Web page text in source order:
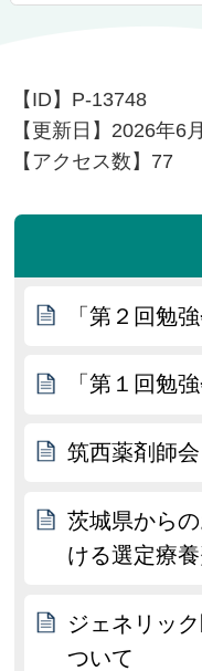
【ID】 P-13748
【更新日】 2026年6
【アクセス数】 77
「第２回勉
「第１回勉
筑西薬剤師会
茨城県から
ける選定療
ジェネリッ
ついて